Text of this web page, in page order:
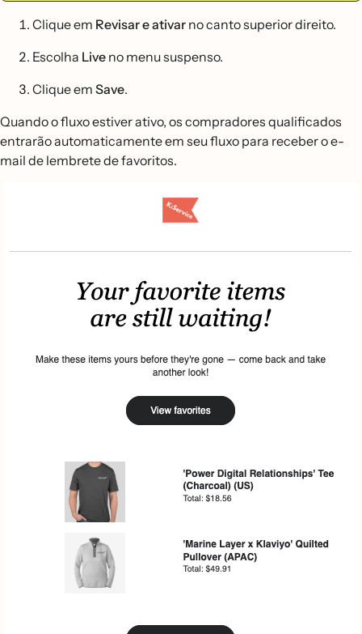
Clique em Revisar e ativar no canto superior direito.
Escolha Live no menu suspenso.
Clique em Save.
Quando o fluxo estiver ativo, os compradores qualificados
entrarão automaticamente em seu fluxo para receber o e-
mail de lembrete de favoritos.